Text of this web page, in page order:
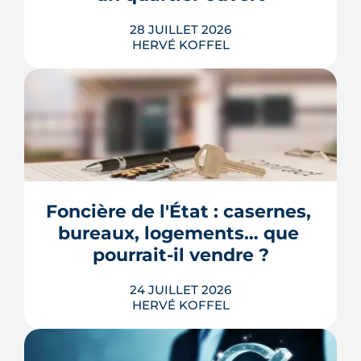
28 JUILLET 2026
HERVÉ KOFFEL
Longtemps clos derrière les murs de
l'hôpital Guillaume-Régnier, le Bois-
Perrin s'ouvre enfin sur la ville. La
redessinera tout un pan du quartier
Jeanne-d'Arc jusqu'en 2030.
LIRE L'ARTICLE
Foncière de l'État : casernes,
bureaux, logements… que
pourrait-il vendre ?
24 JUILLET 2026
HERVÉ KOFFEL